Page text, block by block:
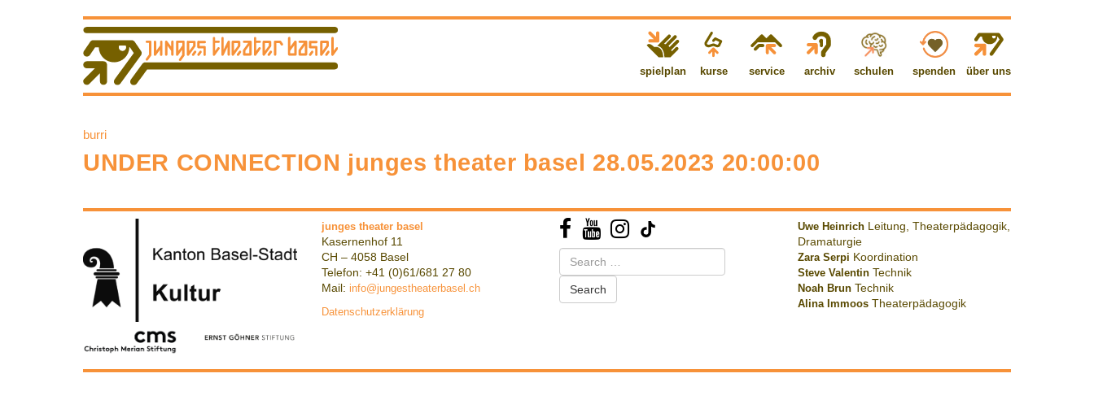
spielplan kurse service archiv schulen spenden über uns
burri
UNDER CONNECTION junges theater basel 28.05.2023 20:00:00
junges theater basel
Kasernenhof 11
CH – 4058 Basel
Telefon: +41 (0)61/681 27 80
Mail: info@jungestheaterbasel.ch
Datenschutzerklärung
Search
for:
Uwe Heinrich Leitung, Theaterpädagogik,
Dramaturgie
Zara Serpi Koordination
Steve Valentin Technik
Noah Brun Technik
Alina Immoos Theaterpädagogik